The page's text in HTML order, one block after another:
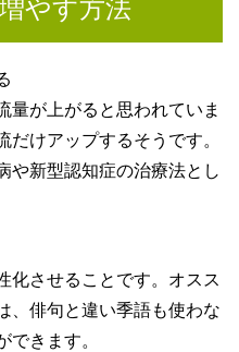
やす方法
量が上がると思われていま
けアップするそうです。
や新型認知症の治療法とし
化させることです。オスス
、俳句と違い季語も使わな
できます。